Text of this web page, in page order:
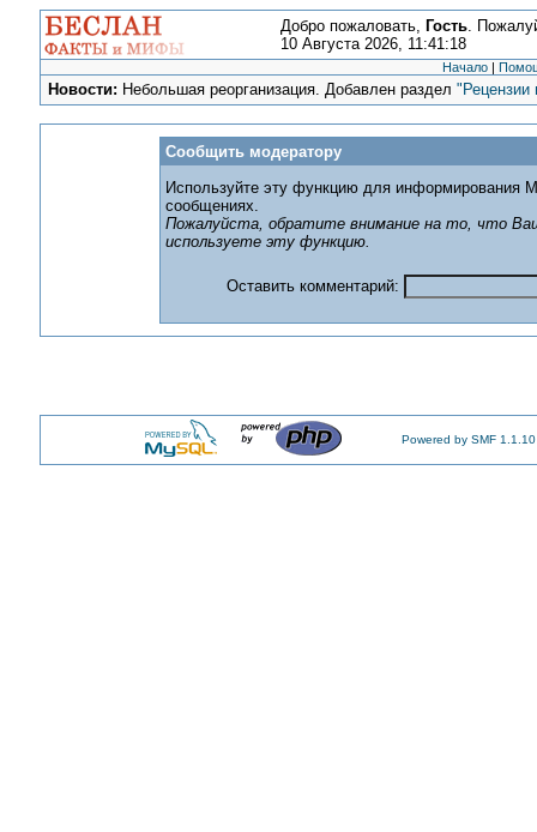
Добро пожаловать, Гость.
10 Августа 2026, 11:41:18
Начало |
Новости: Небольшая реорганизация. Добавлен раздел"Рецензии
Сообщить модератору
Используйте эту функцию для информирования
сообщениях.
Пожалуйста, обратите внимание на то, что
используете эту функцию.
Оставить комментарий:
Powered by SMF 1.1.10